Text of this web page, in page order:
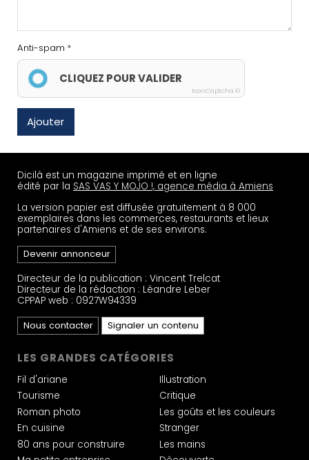
Anti-spam
CLIQUEZ POUR VALIDER
IconCaptcha ©
Ajouter
Dicilà est un magazine imprimé et en ligne
édité par la SAS VAS Y MOJO !, agence média à Amiens
La version papier est diffusée gratuitement à 8 000
exemplaires dans les commerces, restaurants et lieux
partenaires d'Amiens et de ses environs.
Devenir annonceur
Directeur de la publication : Vincent Trelcat
Directeur de la rédaction : Léandre Leber
CPPAP web : 0927W94339
Nous contacter
Signaler un contenu
LES GRANDES CATÉGORIES
Fil d'ariane
Tourisme
Roman photo
En cuisine
80 ans pour construire
Illustration
Critique
Les goûts et les couleurs
Stranger
Les mains